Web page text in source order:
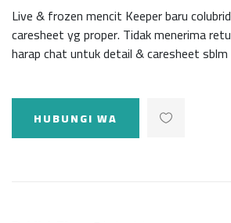
Live & frozen mencit Keeper baru
caresheet yg proper. Tidak menerima
harap chat untuk detail & caresheet sblm
HUBUNGI WA